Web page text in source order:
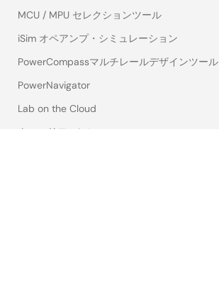
MCU / MPU セレクションツール
iSim オペアンプ・シミュレーション
PowerCompassマルチレールデザインツール
PowerNavigator
Lab on the Cloud
クロスリファレンス